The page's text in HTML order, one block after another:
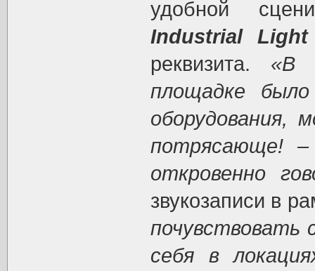
удобной
Industrial
реквизита. «В
площадке
оборудования,
потрясающе!
откровенно
звукозаписи в
почувствовать
себя в